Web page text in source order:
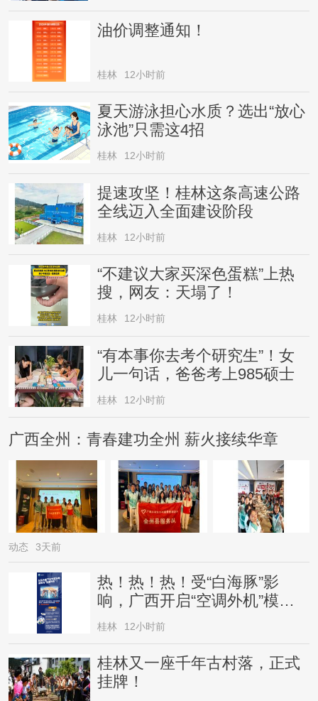
油价调整通知！
桂林 12小时前
夏天游泳担心水质？选出“放心
泳池”只需这4招
桂林 12小时前
提速攻坚！桂林这条高速公路
全线迈入全面建设阶段
桂林 12小时前
“不建议大家买深色蛋糕”上热
搜，网友：天塌了！
桂林 12小时前
“有本事你去考个研究生”！女
儿一句话，爸爸考上985硕士
桂林 12小时前
广西全州：青春建功全州 薪火接续华章
动态 3天前
热！热！热！受“白海豚”影
响，广西开启“空调外机”模
式，局地气温直冲38℃
桂林 12小时前
桂林又一座千年古村落，正式
挂牌！